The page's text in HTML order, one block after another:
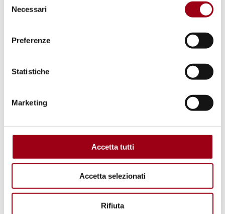
delNecessari
Preferenze
Statistiche
Marketing
Accetta tutti
Accetta selezionati
Rifiuta
Human Rights Centre